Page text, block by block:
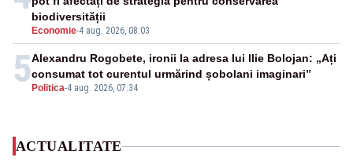
Economie-4 aug. 2026, 08:03
biodiversității
5 Politica-4 aug. 2026, 07:34
Alexandru Rogobete, ironii la adresa lui Ilie Bolojan: „Ați
consumat tot curentul urmărind șobolani imaginari”
ACTUALITATE